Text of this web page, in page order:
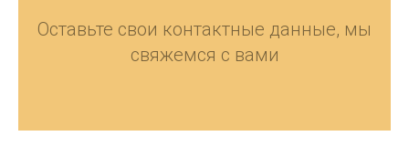
Оставьте свои контактные данные, мы
свяжемся с вами